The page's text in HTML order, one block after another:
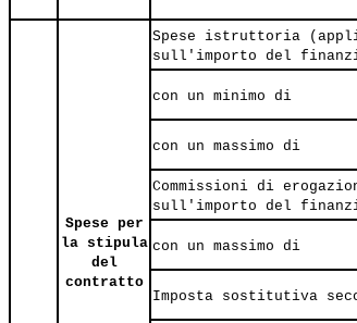
Spese per
la stipula
del
contratto
Spese istruttoria
sull'importo del
con un minimo di
con un massimo di
Commissioni di
sull'importo del
con un massimo di
Imposta sostitutiva